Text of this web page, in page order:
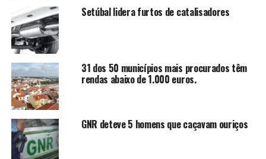
Setúbal lidera furtos de catalisadores
31 dos 50 municípios mais procurados têm
rendas abaixo de 1.000 euros.
GNR deteve 5 homens que caçavam ouriços